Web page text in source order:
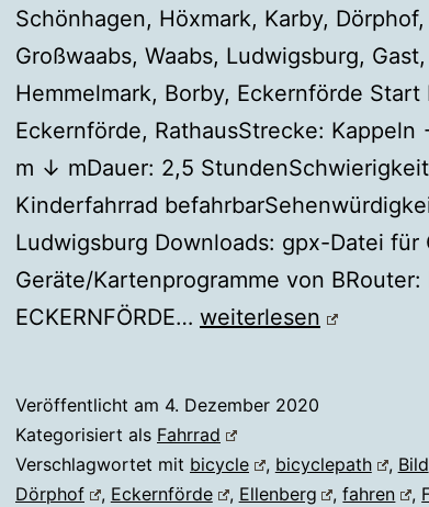
Schönhagen, Höxmark, Karby,
Großwaabs, Waabs, Ludwigsburg,
Hemmelmark, Borby, Eckernförde Start
Eckernförde, RathausStrecke:
m ↓ mDauer: 2,5
Kinderfahrrad
Ludwigsburg Downloads: gpx-Datei für
Geräte/Kartenprogramme von BRouter:
ECKERNFÖRDE… KAPPELN
via
Damp
weiterlesen
Veröffentlicht am 4. Dezember 2020
Kategorisiert als Fahrrad
Verschlagwortet mit bicycle , bicyclepath , Bild
Dörphof
, Eckernförde , Ellenberg ,fahren ,